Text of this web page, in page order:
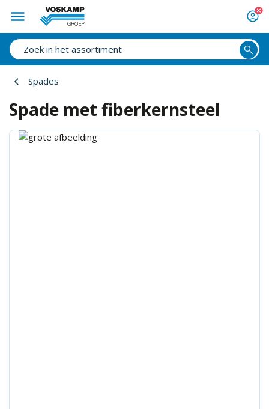
Spades
Spade met fiberkernsteel